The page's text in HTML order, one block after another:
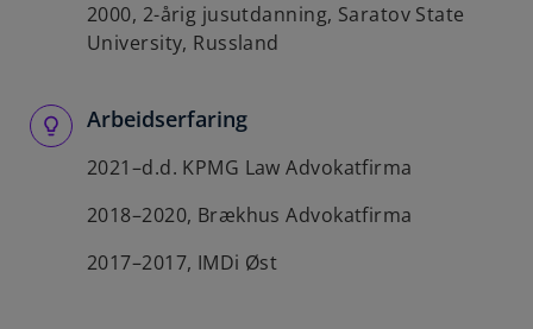
2000, 2-årig jusutdanning, Saratov State
University, Russland
Arbeidserfaring
2021–d.d. KPMG Law Advokatfirma
2018–2020, Brækhus Advokatfirma
2017–2017, IMDi Øst